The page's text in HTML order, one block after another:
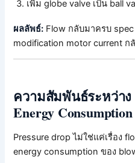
เพิ่ม globe valve เป็น ball
ผลลัพธ์: Flow กลับมาครบ
modification motor current ก
ความสัมพันธ์ระหว่าง
Energy Consumption
Pressure drop ไม่ใช่แค่เรื่อง
energy consumption ของ